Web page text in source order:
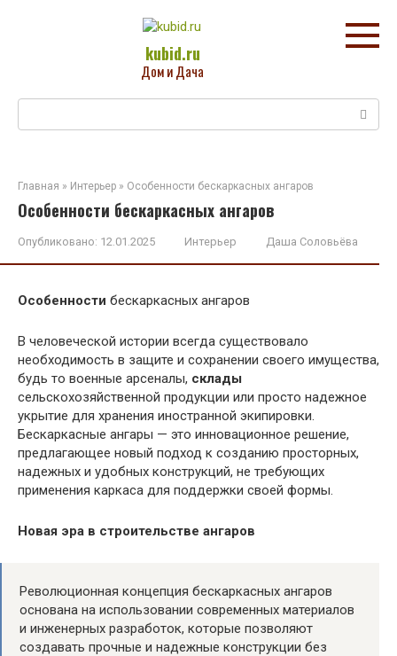
kubid.ru
Дом и Дача
Главная » Интерьер » Особенности бескаркасных ангаров
Особенности бескаркасных ангаров
Опубликовано: 12.01.2025 Интерьер Даша Соловьёва
Особенности бескаркасных ангаров
В человеческой истории всегда существовало
необходимость в защите и сохранении своего имущества,
будь то военные арсеналы, склады
сельскохозяйственной продукции или просто надежное
укрытие для хранения иностранной экипировки.
Бескаркасные ангары — это инновационное решение,
предлагающее новый подход к созданию просторных,
надежных и удобных конструкций, не требующих
применения каркаса для поддержки своей формы.
Новая эра в строительстве ангаров
Революционная концепция бескаркасных ангаров
основана на использовании современных материалов
и инженерных разработок, которые позволяют
создавать прочные и надежные конструкции без